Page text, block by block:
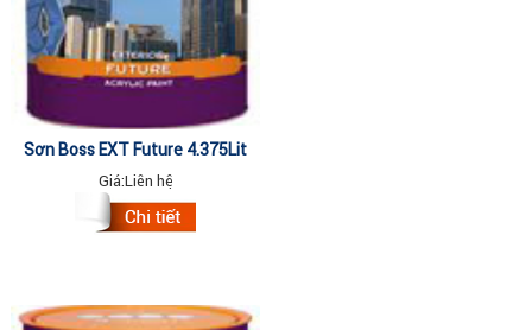
Sơn Boss EXT Future 4.375Lit
Giá:Liên hệ